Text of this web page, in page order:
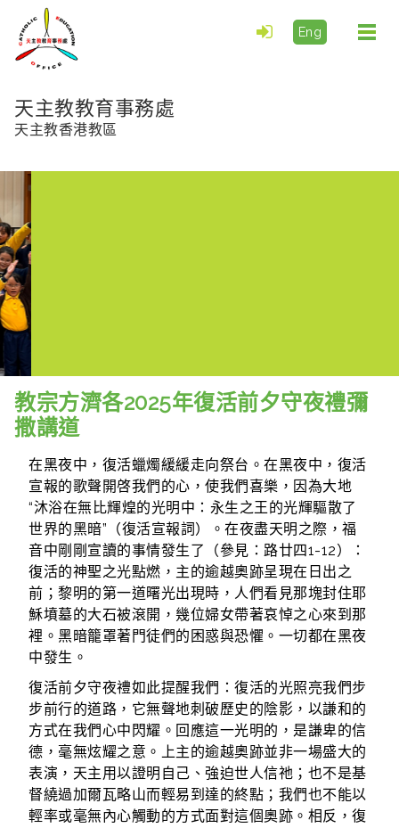
Eng
天主教教育事務處
天主教香港教區
教宗方濟各2025年復活前夕守夜禮彌
撒講道
在黑夜中，復活蠟燭緩緩走向祭台。在黑夜中，復活
宣報的歌聲開啓我們的心，使我們喜樂，因為大地
“沐浴在無比輝煌的光明中：永生之王的光輝驅散了
世界的黑暗”（復活宣報詞）。在夜盡天明之際，福
音中剛剛宣讀的事情發生了（參見：路廿四1-12）：
復活的神聖之光點燃，主的逾越奧跡呈現在日出之
前；黎明的第一道曙光出現時，人們看見那塊封住耶
穌墳墓的大石被滾開，幾位婦女帶著哀悼之心來到那
裡。黑暗籠罩著門徒們的困惑與恐懼。一切都在黑夜
中發生。
復活前夕守夜禮如此提醒我們：復活的光照亮我們步
步前行的道路，它無聲地刺破歷史的陰影，以謙和的
方式在我們心中閃耀。回應這一光明的，是謙卑的信
德，毫無炫耀之意。上主的逾越奧跡並非一場盛大的
表演，天主用以證明自己、強迫世人信祂；也不是基
督繞過加爾瓦略山而輕易到達的終點；我們也不能以
輕率或毫無內心觸動的方式面對這個奧跡。相反，復